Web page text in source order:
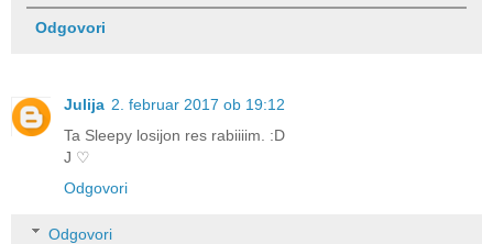
Odgovori
Julija 2. februar 2017 ob 19:12
Ta Sleepy losijon res rabiiiim. :D
J ♡
Odgovori
Odgovori